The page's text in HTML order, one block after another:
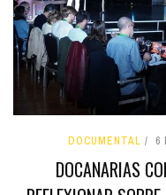
DOCUMENTAL 6
DOCANARIAS